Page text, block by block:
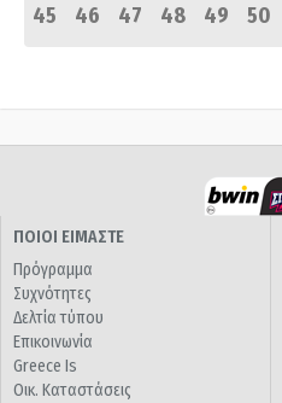
45
46 47 48 49 50
ΠΟΙΟΙ ΕΙΜΑΣΤΕ
Πρόγραμμα
Συχνότητες
Δελτία τύπου
Επικοινωνία
Greece Is
Οικ. Καταστάσεις